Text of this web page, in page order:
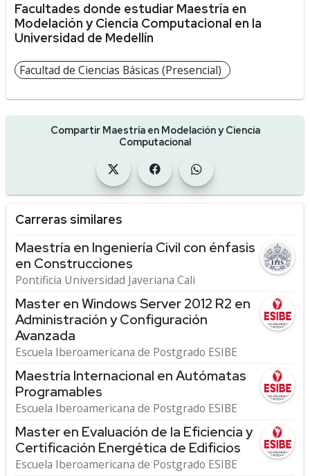
Facultades donde estudiar Maestría en
Modelación y Ciencia Computacional en la
Universidad de Medellín
Facultad de Ciencias Básicas (Presencial)
Compartir Maestría en Modelación y Ciencia
Computacional
Carreras similares
Maestría en Ingeniería Civil con énfasis
en Construcciones
Pontificia Universidad Javeriana Cali
Master en Windows Server 2012 R2 en
Administración y Configuración
Avanzada
Escuela Iberoamericana de Postgrado ESIBE
Maestría Internacional en Autómatas
Programables
Escuela Iberoamericana de Postgrado ESIBE
Master en Evaluación de la Eficiencia y
Certificación Energética de Edificios
Escuela Iberoamericana de Postgrado ESIBE